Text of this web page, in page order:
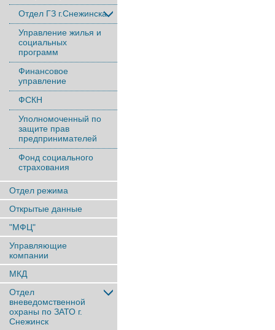
Отдел ГЗ г.Снежинска
Управление жилья и
социальных
программ
Финансовое
управление
ФСКН
Уполномоченный по
защите прав
предпринимателей
Фонд социального
страхования
Отдел режима
Открытые данные
"МФЦ"
Управляющие
компании
МКД
Отдел
вневедомственной
охраны по ЗАТО г.
Снежинск